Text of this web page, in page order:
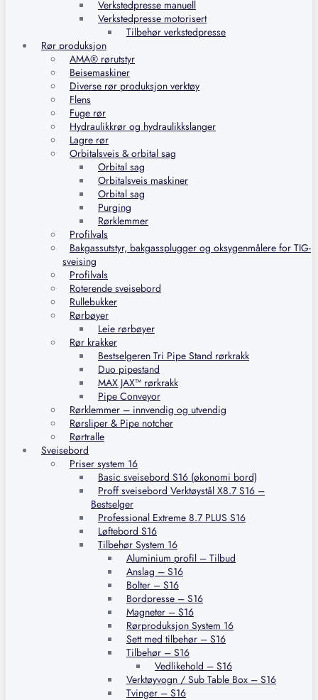
Verkstedpresse manuell
Verkstedpresse motorisert
Tilbehør verkstedpresse
Rør produksjon
AMA® rørutstyr
Beisemaskiner
Diverse rør produksjon verktøy
Flens
Fuge rør
Hydraulikkrør og hydraulikkslanger
Lagre rør
Orbitalsveis & orbital sag
Orbital sag
Orbitalsveis maskiner
Orbital sag
Purging
Rørklemmer
Profilvals
Bakgassutstyr, bakgassplugger og oksygenmålere for TIG-
sveising
Profilvals
Roterende sveisebord
Rullebukker
Rørbøyer
Leie rørbøyer
Rør krakker
Bestselgeren Tri Pipe Stand rørkrakk
Duo pipestand
MAX JAX™ rørkrakk
Pipe Conveyor
Rørklemmer – innvendig og utvendig
Rørsliper & Pipe notcher
Rørtralle
Sveisebord
Priser system 16
Basic sveisebord S16 (økonomi bord)
Proff sveisebord Verktøystål X8.7 S16 –
Bestselger
Professional Extreme 8.7 PLUS S16
Løftebord S16
Tilbehør System 16
Aluminium profil – Tilbud
Anslag – S16
Bolter – S16
Bordpresse – S16
Magneter – S16
Rørproduksjon System 16
Sett med tilbehør – S16
Tilbehør – S16
Vedlikehold – S16
Verktøyvogn / Sub Table Box – S16
Tvinger – S16